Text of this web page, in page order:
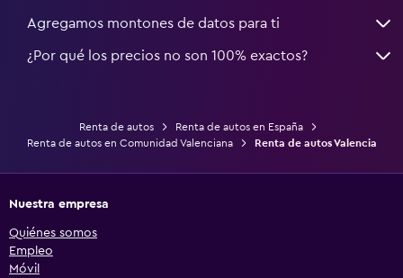
Agregamos montones de datos para ti
¿Por qué los precios no son 100% exactos?
Renta de autos
Renta de autos en España
Renta de autos en Comunidad Valenciana
Renta de autos Valencia
Nuestra empresa
Quiénes somos
Empleo
Móvil